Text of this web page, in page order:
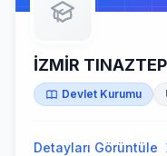
İZMİR
Devlet Kurumu
Detayları Görüntüle